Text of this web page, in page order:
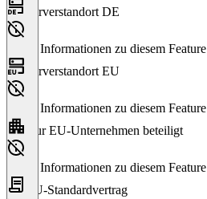
Serverstandort DE
Keine Informationen zu diesem Feature
Serverstandort EU
Keine Informationen zu diesem Feature
Nur EU-Unternehmen beteiligt
Keine Informationen zu diesem Feature
EU-Standardvertrag